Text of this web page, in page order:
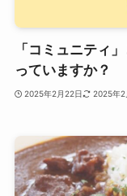
「コミュニティ
っていますか？
2025年2月22日 2025年2